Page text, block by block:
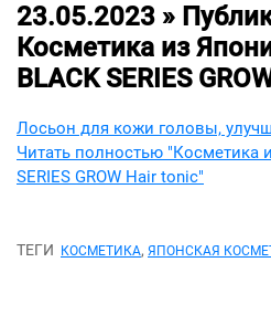
23.05.2023 »
Косметика из
BLACK SERIES
Лосьон для кожи головы,
Читать полностью "Косметика
SERIES GROW Hair tonic"
ТЕГИ КОСМЕТИКА, ЯПОНСКАЯ